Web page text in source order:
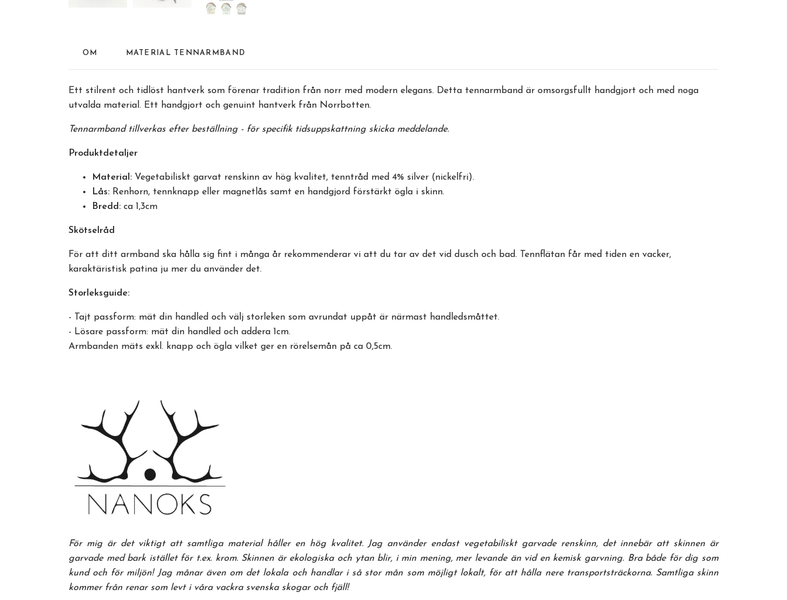
OM MATERIAL TENNARMBAND
Ett stilrent och tidlöst hantverk som förenar tradition från norr med modern elegans. Detta tennarmband är omsorgsfullt handgjort och med noga
utvalda material. Ett handgjort och genuint hantverk från Norrbotten.
Tennarmband tillverkas efter beställning - för specifik tidsuppskattning skicka meddelande.
Produktdetaljer
Material: Vegetabiliskt garvat renskinn av hög kvalitet, tenntråd med 4% silver (nickelfri).
Lås: Renhorn, tennknapp eller magnetlås samt en handgjord förstärkt ögla i skinn.
Bredd: ca 1,3cm
Skötselråd
För att ditt armband ska hålla sig fint i många år rekommenderar vi att du tar av det vid dusch och bad. Tennflätan får med tiden en vacker,
karaktäristisk patina ju mer du använder det.
Storleksguide:
- Tajt passform: mät din handled och välj storleken som avrundat uppåt är närmast handledsmåttet.
- Lösare passform: mät din handled och addera 1cm.
Armbanden mäts exkl. knapp och ögla vilket ger en rörelsemån på ca 0,5cm.
För mig är det viktigt att samtliga material håller en hög kvalitet. Jag använder endast vegetabiliskt garvade renskinn, det innebär att skinnen är
garvade med bark istället för t.ex. krom. Skinnen är ekologiska och ytan blir, i min mening, mer levande än vid en kemisk garvning. Bra både för dig som
kund och för miljön! Jag månar även om det lokala och handlar i så stor mån som möjligt lokalt, för att hålla nere transportsträckorna. Samtliga skinn
kommer från renar som levt i våra vackra svenska skogar och fjäll!